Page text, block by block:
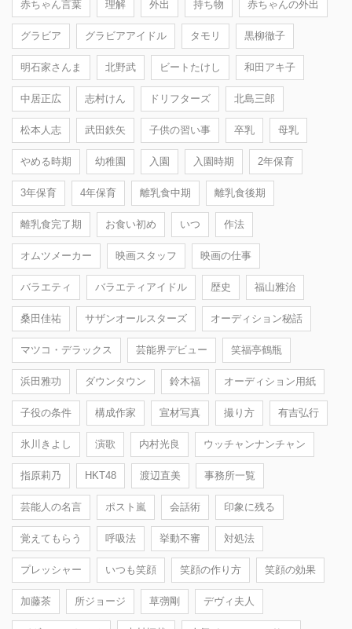
赤ちゃん言葉 理解 外出 持ち物 赤ちゃんの外出
グラビア グラビアアイドル タモリ 黒柳徹子
明石家さんま 北野武 ビートたけし 和田アキ子
中居正広 志村けん ドリフターズ 北島三郎
松本人志 武田鉄矢 子供の習い事 卒乳 母乳
やめる時期 幼稚園 入園 入園時期 2年保育
3年保育 4年保育 離乳食中期 離乳食後期
離乳食完了期 お食い初め いつ 作法
オムツメーカー 映画スタッフ 映画の仕事
バラエティ バラエティアイドル 歴史 福山雅治
桑田佳祐 サザンオールスターズ オーディション秘話
マツコ・デラックス 芸能界デビュー 笑福亭鶴瓶
浜田雅功 ダウンタウン 鈴木福 オーディション用紙
子役の条件 構成作家 宣材写真 撮り方 有吉弘行
氷川きよし 演歌 内村光良 ウッチャンナンチャン
指原莉乃 HKT48 渡辺直美 事務所一覧
芸能人の名言 ポスト嵐 会話術 印象に残る
覚えてもらう 呼吸法 挙動不審 対処法
プレッシャー いつも笑顔 笑顔の作り方 笑顔の効果
加藤茶 所ジョージ 草彅剛 デヴィ夫人